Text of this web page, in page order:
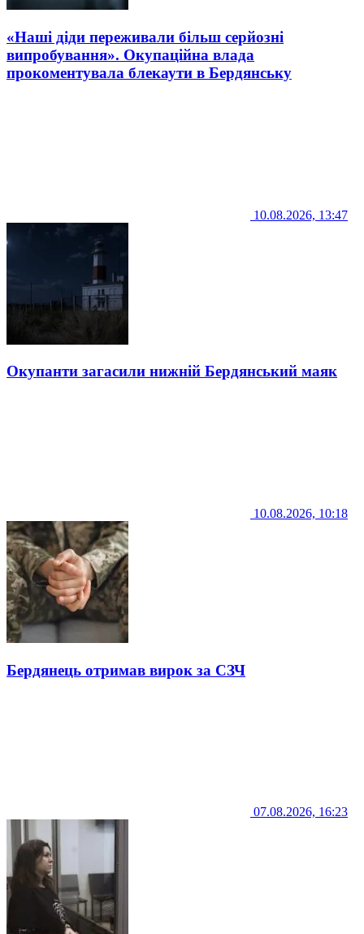
«Наші діди переживали більш серйозні
випробування». Окупаційна влада
прокоментувала блекаути в Бердянську
10.08.2026, 13:47
Окупанти загасили нижній Бердянський маяк
10.08.2026, 10:18
Бердянець отримав вирок за СЗЧ
07.08.2026, 16:23